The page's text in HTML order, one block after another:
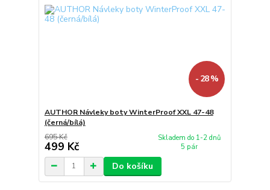
- 28 %
AUTHOR Návleky boty WinterProof XXL 47-48
(černá/bílá)
695 Kč
499 Kč
Skladem do 1-2 dnů
5 pár
Do košíku